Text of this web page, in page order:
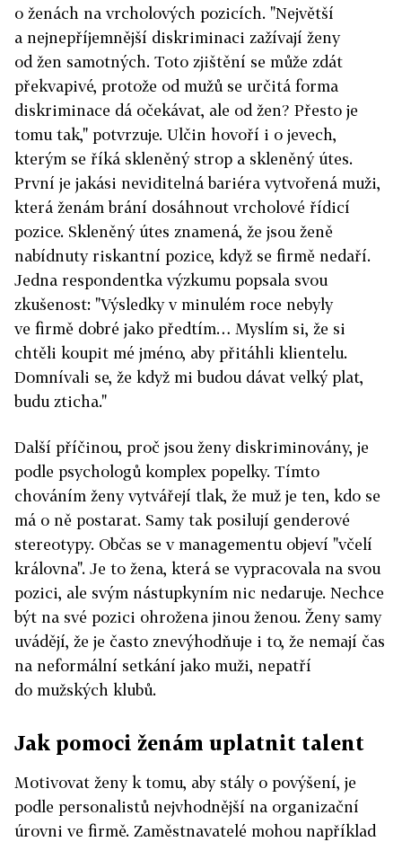
o ženách na vrcholových pozicích. "Největší
a nejnepříjemnější diskriminaci zažívají ženy
od žen samotných. Toto zjištění se může zdát
překvapivé, protože od mužů se určitá forma
diskriminace dá očekávat, ale od žen? Přesto je
tomu tak," potvrzuje. Ulčin hovoří i o jevech,
kterým se říká skleněný strop a skleněný útes.
První je jakási neviditelná bariéra vytvořená muži,
která ženám brání dosáhnout vrcholové řídicí
pozice. Skleněný útes znamená, že jsou ženě
nabídnuty riskantní pozice, když se firmě nedaří.
Jedna respondentka výzkumu popsala svou
zkušenost: "Výsledky v minulém roce nebyly
ve firmě dobré jako předtím… Myslím si, že si
chtěli koupit mé jméno, aby přitáhli klientelu.
Domnívali se, že když mi budou dávat velký plat,
budu zticha."
Další příčinou, proč jsou ženy diskriminovány, je
podle psychologů komplex popelky. Tímto
chováním ženy vytvářejí tlak, že muž je ten, kdo se
má o ně postarat. Samy tak posilují genderové
stereotypy. Občas se v managementu objeví "včelí
královna". Je to žena, která se vypracovala na svou
pozici, ale svým nástupkyním nic nedaruje. Nechce
být na své pozici ohrožena jinou ženou. Ženy samy
uvádějí, že je často znevýhodňuje i to, že nemají čas
na neformální setkání jako muži, nepatří
do mužských klubů.
Jak pomoci ženám uplatnit talent
Motivovat ženy k tomu, aby stály o povýšení, je
podle personalistů nejvhodnější na organizační
úrovni ve firmě. Zaměstnavatelé mohou například